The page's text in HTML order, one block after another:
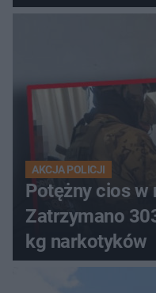
AKCJA POLICJI
Potężny cios w
Zatrzymano 303 osoby i przejęto 72
kg narkotyków